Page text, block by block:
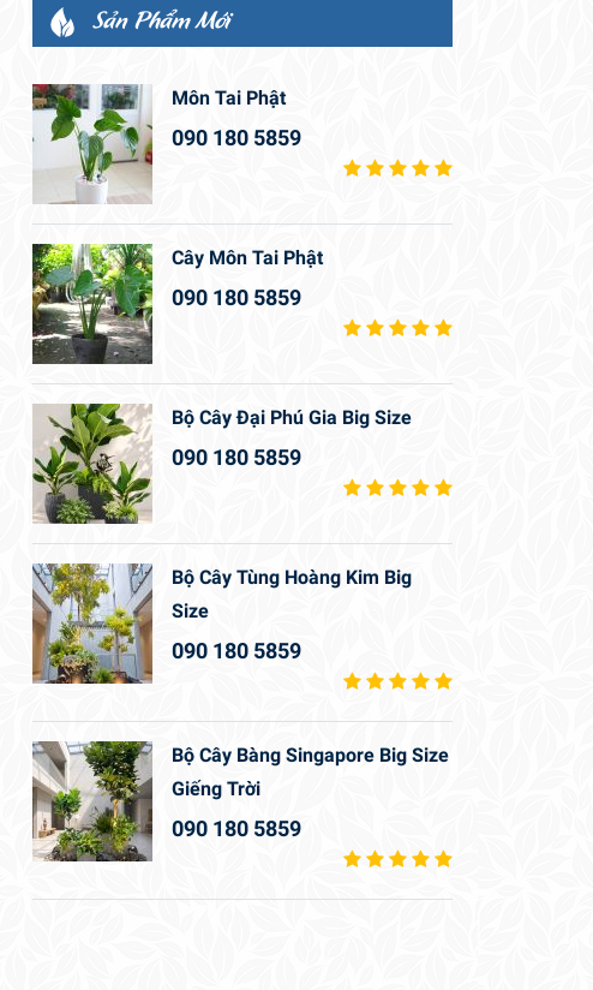
Sản Phẩm Mới
Môn Tai Phật
090 180 5859
Cây Môn Tai Phật
090 180 5859
Bộ Cây Đại Phú Gia Big Size
090 180 5859
Bộ Cây Tùng Hoàng Kim Big
Size
090 180 5859
Bộ Cây Bàng Singapore Big Size
Giếng Trời
090 180 5859